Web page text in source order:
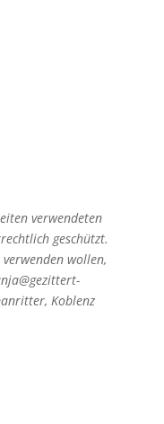
verwendeten
geschützt.
wollen,
Koblenz